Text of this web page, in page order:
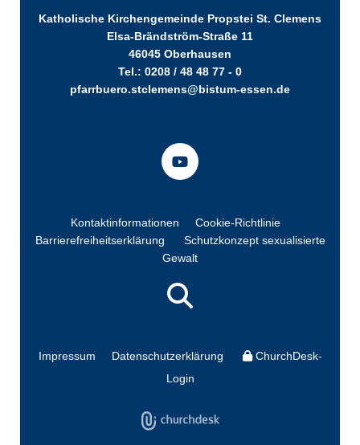
Katholische Kirchengemeinde Propstei St. Clemens
Elsa-Brändström-Straße 11
46045 Oberhausen
Tel.: 0208 / 48 48 77 - 0
pfarrbuero.stclemens@bistum-essen.de
Kontaktinformationen
Cookie-Richtlinie
Barrierefreiheitserklärung
Schutzkonzept sexualisierte
Gewalt
Impressum Datenschutzerklärung
ChurchDesk-
Login